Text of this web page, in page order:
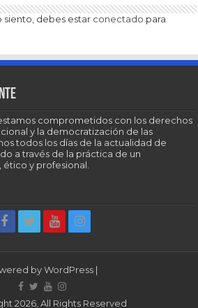
siento, debes estar conectado para
comprometidos con los derechos
y la democratización de las
todos los días de la actualidad de
a través de la práctica de un
y profesional.
byWordPress |
2026, All Rights Reserved